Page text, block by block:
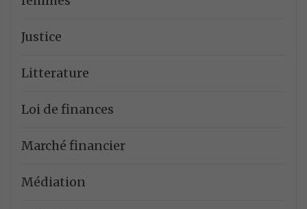
Justice
Litterature
Loi de finances
Marché financier
Médiation